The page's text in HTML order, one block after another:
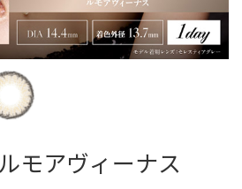
モアヴィーナス